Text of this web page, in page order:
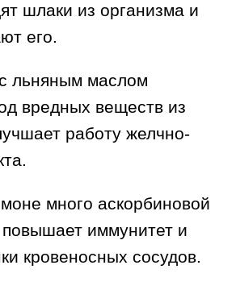
шлаки из организма и
его.
льняным маслом
вредных веществ из
работу желчно-
много аскорбиновой
иммунитет и
кровеносных сосудов.